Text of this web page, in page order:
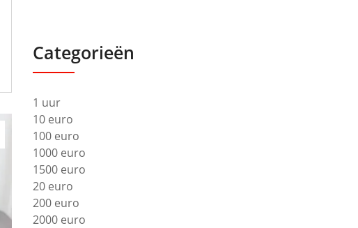
Categorieën
1 uur
10 euro
100 euro
1000 euro
1500 euro
20 euro
200 euro
2000 euro